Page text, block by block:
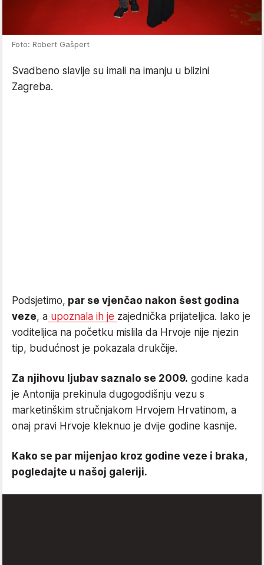
Foto: Robert Gašpert
Svadbeno slavlje su imali na imanju u blizini
Zagreba.
Podsjetimo, par se vjenčao nakon šest godina
veze, a upoznala ih je zajednička prijateljica. Iako je
voditeljica na početku mislila da Hrvoje nije njezin
tip, budućnost je pokazala drukčije.
Za njihovu ljubav saznalo se 2009. godine kada
je Antonija prekinula dugogodišnju vezu s
marketinškim stručnjakom Hrvojem Hrvatinom, a
onaj pravi Hrvoje kleknuo je dvije godine kasnije.
Kako se par mijenjao kroz godine veze i braka,
pogledajte u našoj galeriji.